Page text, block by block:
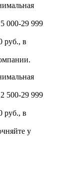
000-29 999
руб., в
500-29 999
руб., в
у